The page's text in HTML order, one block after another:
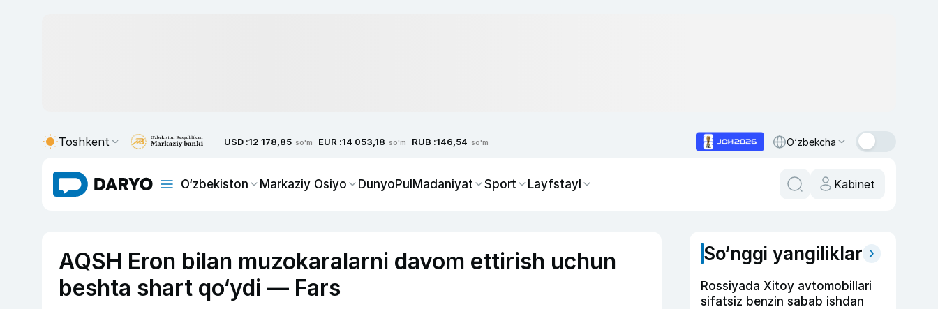
Toshkent USD :12 178,85 so'm EUR :14 053,18 so'm RUB :146,54 so'm O‘zbekcha
O‘zbekiston Markaziy Osiyo DunyoPulMadaniyat Sport Layfstayl Kabinet
AQSH Eron bilan muzokaralarni davom ettirish uchun
beshta shart qo‘ydi — Fars
So‘nggi yangiliklar
Rossiyada Xitoy avtomobillari
sifatsiz benzin sabab ishdan